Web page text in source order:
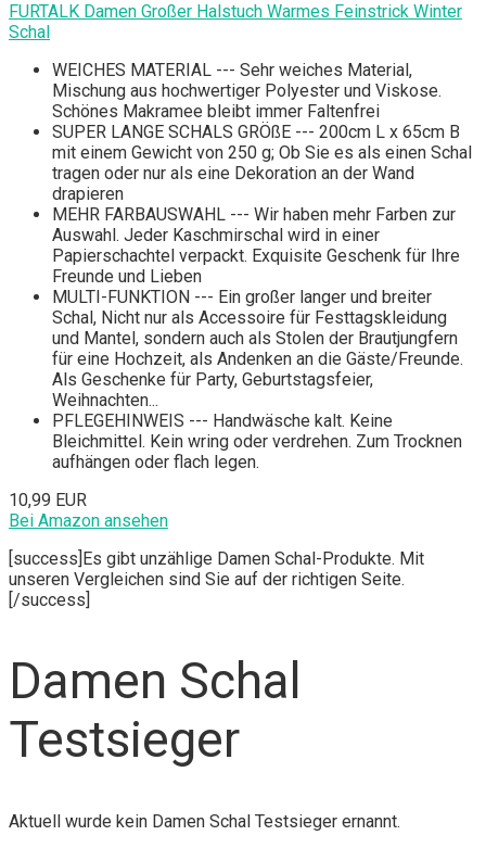
FURTALK Damen Großer Halstuch Warmes Feinstrick Winter
Schal
WEICHES MATERIAL --- Sehr weiches Material,
Mischung aus hochwertiger Polyester und Viskose.
Schönes Makramee bleibt immer Faltenfrei
SUPER LANGE SCHALS GRÖßE --- 200cm L x 65cm B
mit einem Gewicht von 250 g; Ob Sie es als einen Schal
tragen oder nur als eine Dekoration an der Wand
drapieren
MEHR FARBAUSWAHL --- Wir haben mehr Farben zur
Auswahl. Jeder Kaschmirschal wird in einer
Papierschachtel verpackt. Exquisite Geschenk für Ihre
Freunde und Lieben
MULTI-FUNKTION --- Ein großer langer und breiter
Schal, Nicht nur als Accessoire für Festtagskleidung
und Mantel, sondern auch als Stolen der Brautjungfern
für eine Hochzeit, als Andenken an die Gäste/Freunde.
Als Geschenke für Party, Geburtstagsfeier,
Weihnachten...
PFLEGEHINWEIS --- Handwäsche kalt. Keine
Bleichmittel. Kein wring oder verdrehen. Zum Trocknen
aufhängen oder flach legen.
10,99 EUR
Bei Amazon ansehen
[success]Es gibt unzählige Damen Schal-Produkte. Mit
unseren Vergleichen sind Sie auf der richtigen Seite.
[/success]
Damen Schal
Testsieger
Aktuell wurde kein Damen Schal Testsieger ernannt.